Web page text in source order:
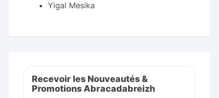
Yigal Mesika
Recevoir les Nouveautés &
Promotions Abracadabreizh